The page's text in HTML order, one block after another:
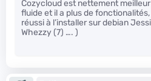
Cozycloud est nettement meilleur
fluide et il a plus de
réussi à l’installer sur debian
Whezzy (7) …. )